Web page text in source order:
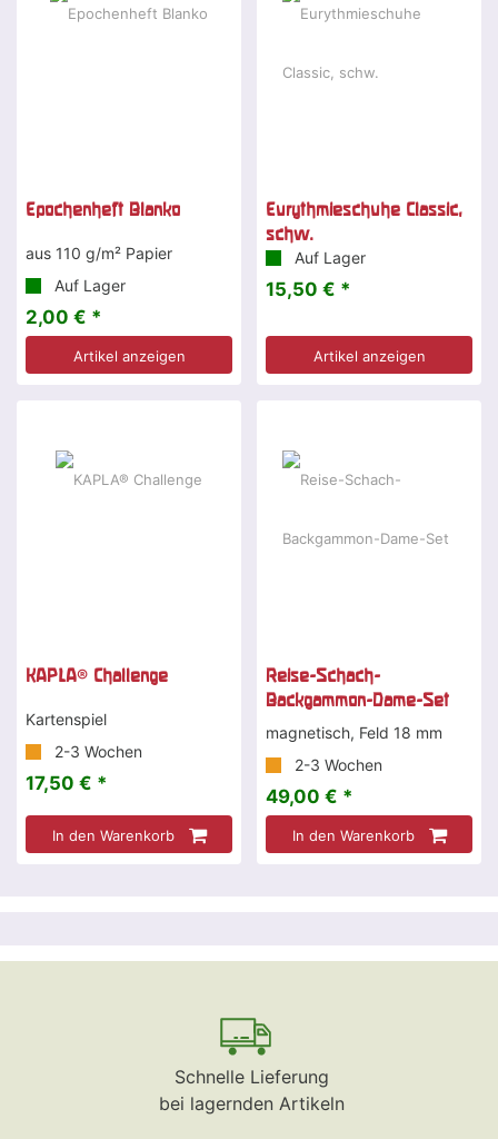
Epochenheft Blanko
aus 110 g/m² Papier
Auf Lager
2,00 € *
Artikel anzeigen
Eurythmieschuhe Classic,
schw.
Auf Lager
15,50 € *
Artikel anzeigen
KAPLA® Challenge
Kartenspiel
2-3 Wochen
17,50 € *
In den Warenkorb
Reise-Schach-
Backgammon-Dame-Set
magnetisch, Feld 18 mm
2-3 Wochen
49,00 € *
In den Warenkorb
Schnelle Lieferung
bei lagernden Artikeln